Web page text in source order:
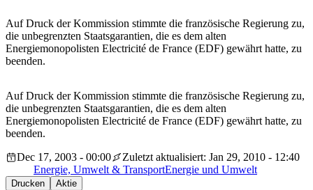
Auf Druck der Kommission stimmte die französische Regierung zu,
die unbegrenzten Staatsgarantien, die es dem alten
Energiemonopolisten Electricité de France (EDF) gewährt hatte, zu
beenden.
Auf Druck der Kommission stimmte die französische Regierung zu,
die unbegrenzten Staatsgarantien, die es dem alten
Energiemonopolisten Electricité de France (EDF) gewährt hatte, zu
beenden.
Dec 17, 2003 - 00:00
Zuletzt aktualisiert: Jan 29, 2010 - 12:40
Energie, Umwelt & TransportEnergie und Umwelt
Drucken Aktie